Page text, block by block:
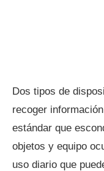
Dos tipos de
recoger
estándar que
objetos y equipo
uso diario que